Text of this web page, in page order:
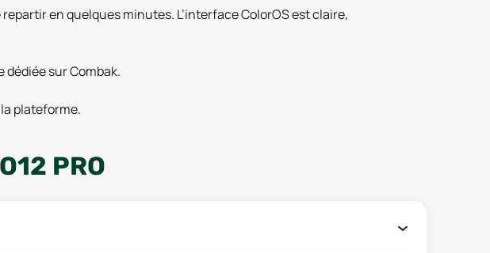
en quelques minutes. L’interface ColorOS est claire,
dédiée sur Combak.
plateforme.
PRO